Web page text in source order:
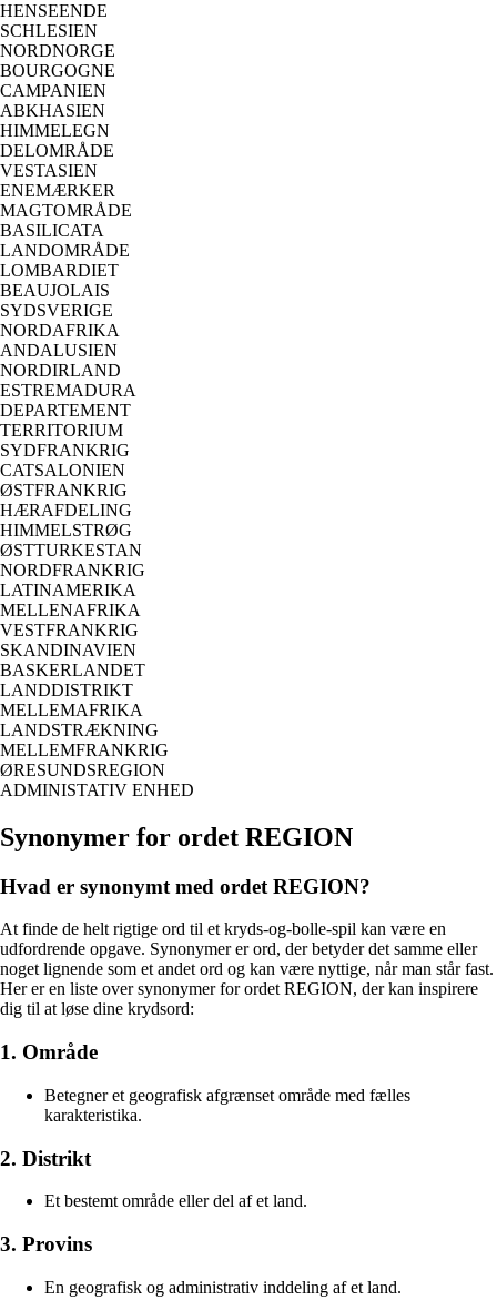
HENSEENDE
SCHLESIEN
NORDNORGE
BOURGOGNE
CAMPANIEN
ABKHASIEN
HIMMELEGN
DELOMRÅDE
VESTASIEN
ENEMÆRKER
MAGTOMRÅDE
BASILICATA
LANDOMRÅDE
LOMBARDIET
BEAUJOLAIS
SYDSVERIGE
NORDAFRIKA
ANDALUSIEN
NORDIRLAND
ESTREMADURA
DEPARTEMENT
TERRITORIUM
SYDFRANKRIG
CATSALONIEN
ØSTFRANKRIG
HÆRAFDELING
HIMMELSTRØG
ØSTTURKESTAN
NORDFRANKRIG
LATINAMERIKA
MELLENAFRIKA
VESTFRANKRIG
SKANDINAVIEN
BASKERLANDET
LANDDISTRIKT
MELLEMAFRIKA
LANDSTRÆKNING
MELLEMFRANKRIG
ØRESUNDSREGION
ADMINISTATIV ENHED
Synonymer for ordet REGION
Hvad er synonymt med ordet REGION?
At finde de helt rigtige ord til et kryds-og-bolle-spil kan være en
udfordrende opgave. Synonymer er ord, der betyder det samme eller
noget lignende som et andet ord og kan være nyttige, når man står fast.
Her er en liste over synonymer for ordet REGION, der kan inspirere
dig til at løse dine krydsord:
1. Område
Betegner et geografisk afgrænset område med fælles
karakteristika.
2. Distrikt
Et bestemt område eller del af et land.
3. Provins
En geografisk og administrativ inddeling af et land.